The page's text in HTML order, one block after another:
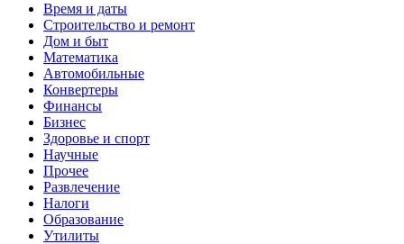
Время и даты
Строительство и ремонт
Дом и быт
Математика
Автомобильные
Конвертеры
Финансы
Бизнес
Здоровье и спорт
Научные
Прочее
Развлечение
Налоги
Образование
Утилиты